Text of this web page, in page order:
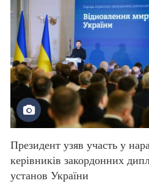
Президент узяв участь у
керівників закордонних
установ України